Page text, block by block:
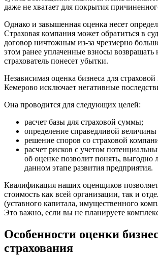
даже не хватает для покрытия
Однако и завышенная оценка несет
Страховая компания может обратиться в
договор ничтожным из-за чрезмерно
этом ранее уплаченные взносы возвращать
страхователь понесет убытки.
Независимая оценка бизнеса для
Кемерово исключает негативные
Она проводится для следующих целей:
расчет базы для страховой суммы;
определение справедливой
решение споров со страховой
расчет рисков с учетом
об оценке позволит понять, выгодно
данном этапе развития предприятия.
Квалификация наших оценщиков
стоимость как всей организации, так и
(уставного капитала, имущественного
Это важно, если вы не планируете
Особенности оценки
страхования
Бор
Борисоглебск
Боровичи
Братск
Бронницы
Брянск
Бугульма
Бузулук
Буйнакск
Бутурлиновка
Валуйки
Великий Новгород
Великий Устюг
Вельск
Верхний Уфалей
Верхняя Пышма